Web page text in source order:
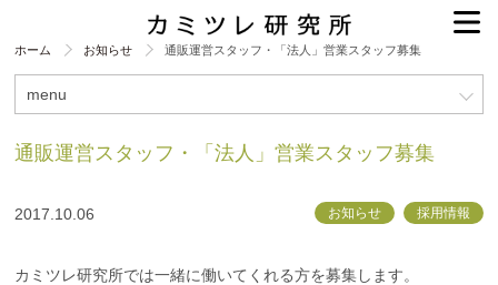
ホーム お知らせ 通販運営スタッフ・「法人」営業スタッフ募集
menu
通販運営スタッフ・「法人」営業スタッフ募集
2017.10.06 お知らせ 採用情報
カミツレ研究所では一緒に働いてくれる方を募集します。